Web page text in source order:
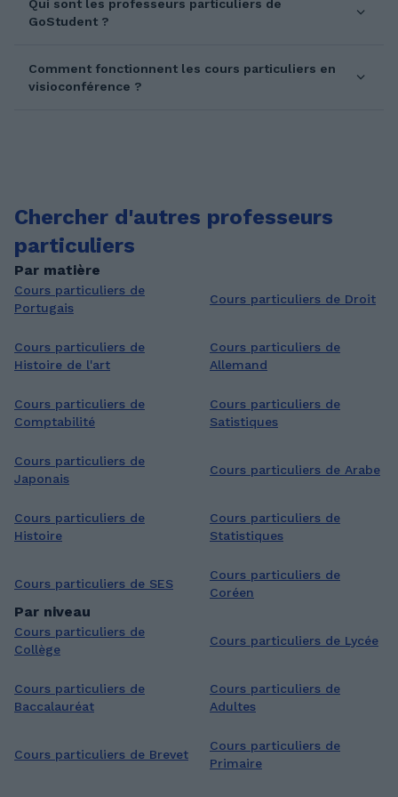
Qui sont les professeurs particuliers de
GoStudent ?
Comment fonctionnent les cours particuliers en
visioconférence ?
Chercher d'autres professeurs
particuliers
Par matière
Cours particuliers de
Portugais
Cours particuliers de Droit
Cours particuliers de
Histoire de l'art
Cours particuliers de
Allemand
Cours particuliers de
Comptabilité
Cours particuliers de
Satistiques
Cours particuliers de
Japonais
Cours particuliers de Arabe
Cours particuliers de
Histoire
Cours particuliers de
Statistiques
Cours particuliers de SES
Cours particuliers de
Coréen
Par niveau
Cours particuliers de
Collège
Cours particuliers de Lycée
Cours particuliers de
Baccalauréat
Cours particuliers de
Adultes
Cours particuliers de Brevet
Cours particuliers de
Primaire